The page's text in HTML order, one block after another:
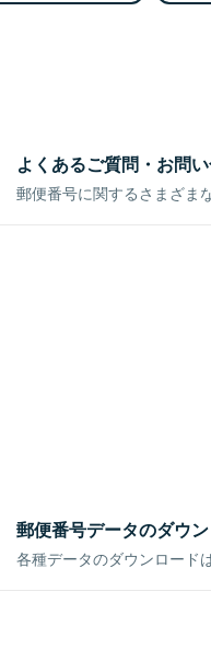
よくあるご質問・お問
郵便番号に関するさまざま
郵便番号データのダウ
各種データのダウンロード